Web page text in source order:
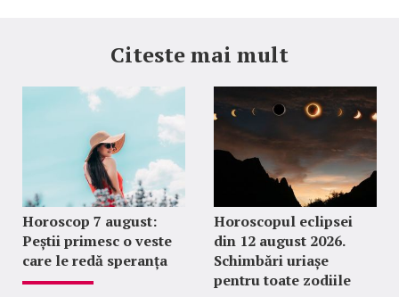
Citeste mai mult
Horoscop 7 august:
Peștii primesc o veste
care le redă speranța
Horoscopul eclipsei
din 12 august 2026.
Schimbări uriașe
pentru toate zodiile